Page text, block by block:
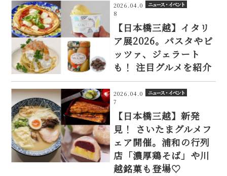
2026.04.0
8
ニュース・イベント
【日本橋三越】イタリ
ア展2026。パスタやピ
ッツァ、ジェラート
も！ 注目グルメを紹介
2026.04.0
7
ニュース・イベント
【日本橋三越】新発
見！ さいたまグルメフ
ェア開催。浦和の行列
店「濃厚鶏そば」や川
越銘菓も登場♡